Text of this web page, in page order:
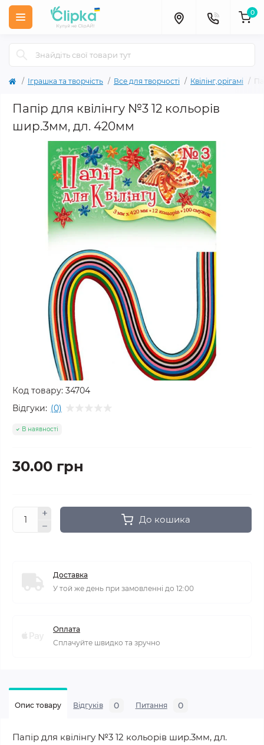
0
Іграшка та творчість Все для творчості Квілінг,орігамі
Папір для квілінгу №3 12 кольорів
шир.3мм, дл. 420мм
Код товару: 34704
Відгуки: (0)
В наявності
30.00 грн
До кошика
Доставка
У той же день при замовленні до 12:00
Оплата
Сплачуйте швидко та зручно
Опис товару Відгуків 0 Питання 0
Папір для квілінгу №3 12 кольорів шир.3мм, дл.